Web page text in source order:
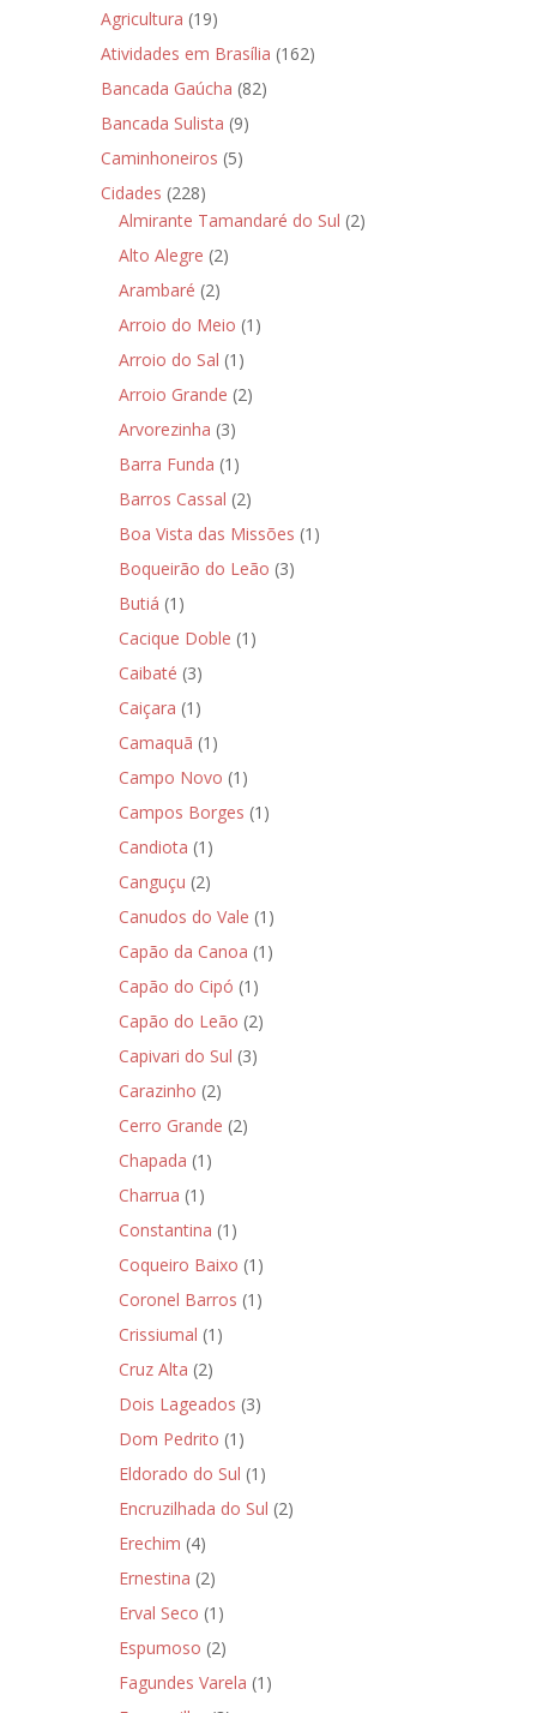
Agricultura (19)
Atividades em Brasília (162)
Bancada Gaúcha (82)
Bancada Sulista (9)
Caminhoneiros (5)
Cidades (228)
Almirante Tamandaré do Sul (2)
Alto Alegre (2)
Arambaré (2)
Arroio do Meio (1)
Arroio do Sal (1)
Arroio Grande (2)
Arvorezinha (3)
Barra Funda (1)
Barros Cassal (2)
Boa Vista das Missões (1)
Boqueirão do Leão (3)
Butiá (1)
Cacique Doble (1)
Caibaté (3)
Caiçara (1)
Camaquã (1)
Campo Novo (1)
Campos Borges (1)
Candiota (1)
Canguçu (2)
Canudos do Vale (1)
Capão da Canoa (1)
Capão do Cipó (1)
Capão do Leão (2)
Capivari do Sul (3)
Carazinho (2)
Cerro Grande (2)
Chapada (1)
Charrua (1)
Constantina (1)
Coqueiro Baixo (1)
Coronel Barros (1)
Crissiumal (1)
Cruz Alta (2)
Dois Lageados (3)
Dom Pedrito (1)
Eldorado do Sul (1)
Encruzilhada do Sul (2)
Erechim (4)
Ernestina (2)
Erval Seco (1)
Espumoso (2)
Fagundes Varela (1)